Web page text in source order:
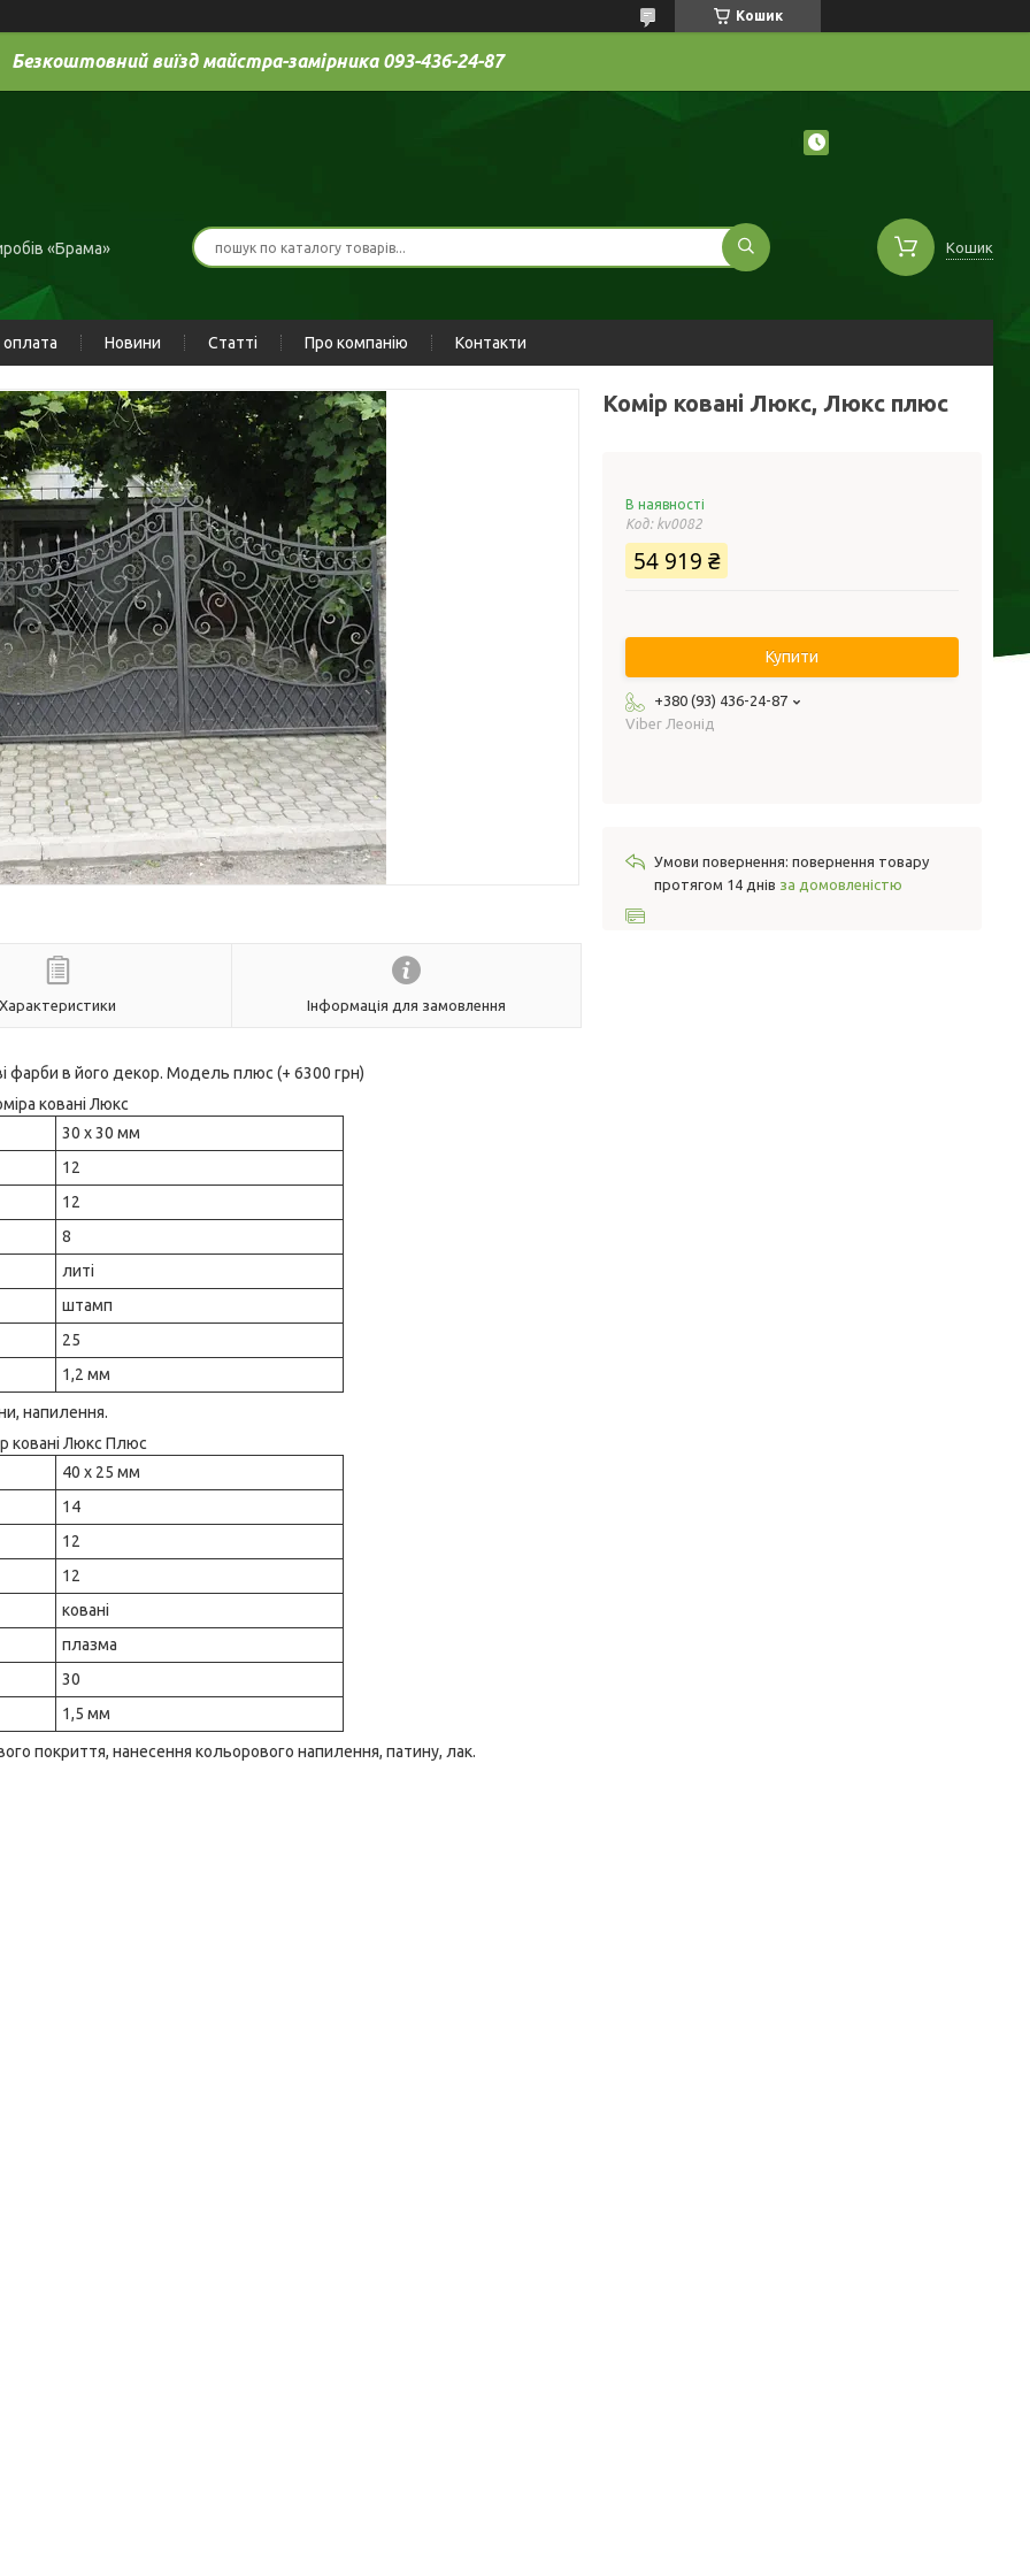
Кошик
Безкоштовний виїзд майстра-замірника 093-436-24-87
«Брама» Кошик
Новини Статті Про компанію Контакти
Характеристики Інформація для замовлення
фарби в його декор. Модель плюс (+ 6300 грн)
ковані Люкс
30 х 30 мм
12
12
8
литі
штамп
25
1,2 мм
напилення.
ковані Люкс Плюс
40 х 25 мм
14
12
12
ковані
плазма
30
1,5 мм
покриття, нанесення кольорового напилення, патину, лак.
Комір ковані Люкс, Люкс плюс
В наявності
Код: kv0082
54 919 ₴
Купити
+380 (93) 436-24-87
Viber Леонід
повернення товару
протягом 14 днів за домовленістю